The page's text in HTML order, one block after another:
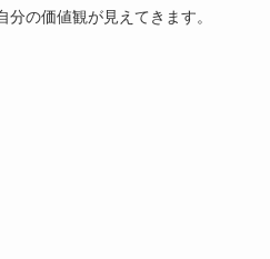
の価値観が見えてきます。